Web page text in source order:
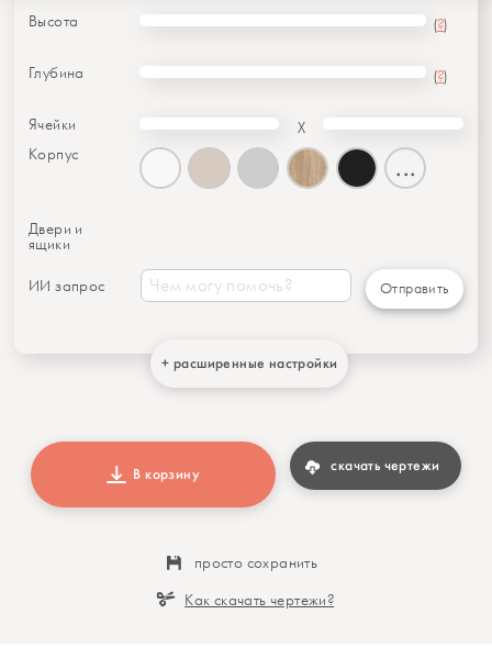
Высота (?)
Глубина (?)
Ячейки
X
Корпус
...
Двери и
ящики
ИИ запрос Отправить
+ расширенные настройки
В корзину скачать чертежи
просто сохранить
Как скачать чертежи?